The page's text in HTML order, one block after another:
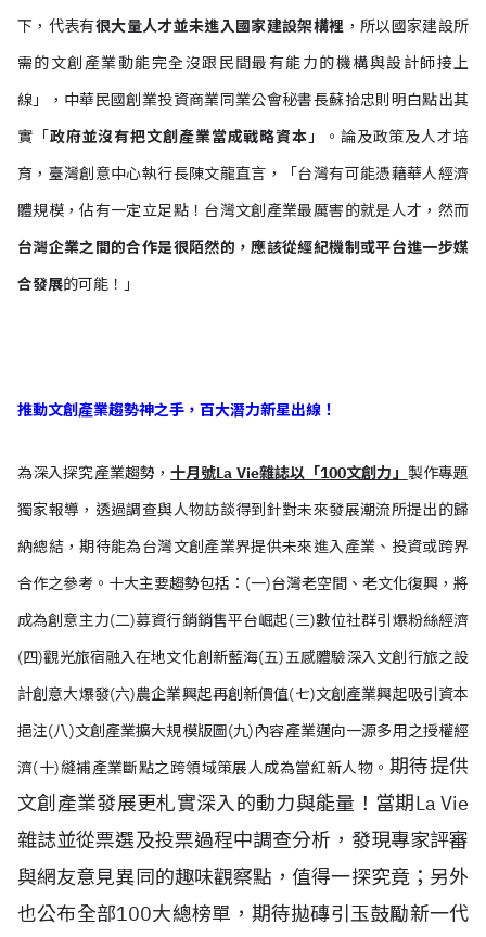
下，代表有很大量人才並未進入國家建設架構裡 ，所以國家建設所
需的文創產業動能完全沒跟民間最有能力的機構與設計師接上
線」，中華民國創業投資商業同業公會秘書長蘇拾忠則明白點出其
實「政府並沒有把文創產業當成戰略資本 」。論及政策及人才培
育，臺灣創意中心執行長陳文龍直言，「台灣有可能憑藉華人經濟
體規模，佔有一定立足點！台灣文創產業最厲害的就是人才，然而
台灣企業之間的合作是很陌然的，應該從經紀機制或平台進一步媒
合發展的可能！」
推動文創產業趨勢神之手，百大潛力新星出線！
為深入探究產業趨勢，十月號La Vie雜誌以「100文創力」 製作專題
獨家報導，透過調查與人物訪談得到針對未來發展潮流所提出的歸
納總結，期待能為台灣文創產業界提供未來進入產業、投資或跨界
合作之參考。十大主要趨勢包括： (一)台灣老空間、老文化復興，將
成為創意主力(二)募資行銷銷售平台崛起(三)數位社群引爆粉絲經濟
(四)觀光旅宿融入在地文化創新藍海(五)五感體驗深入文創行旅之設
計創意大爆發(六)農企業興起再創新價值(七)文創產業興起吸引資本
挹注(八)文創產業擴大規模版圖(九)內容產業邁向一源多用之授權經
濟(十)縫補產業斷點之跨領域策展人成為當紅新人物。 期待提供
文創產業發展更札實深入的動力與能量！當期La Vie
雜誌並從票選及投票過程中調查分析，發現專家評審
與網友意見異同的趣味觀察點，值得一探究竟；另外
也公布全部100大總榜單，期待拋磚引玉鼓勵新一代